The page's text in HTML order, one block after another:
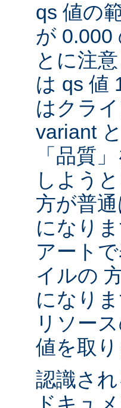
qs 値の
が 0.000
とに注
は qs 値
はクラ
variant
「品質
しよう
方が普
になり
アート
イルの
になり
リソー
値を取り
認識さ
ドキュ